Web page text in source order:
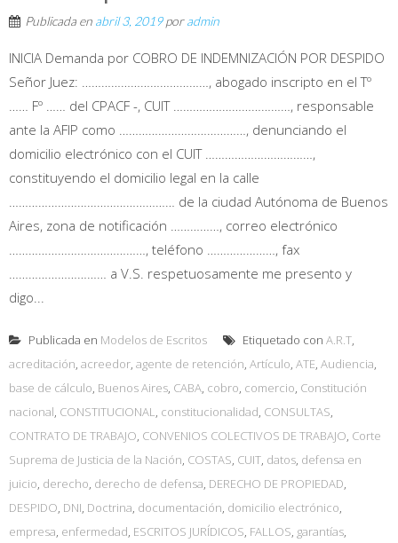
Publicada en abril 3, 2019poradmin
INICIA Demanda por COBRO DE INDEMNIZACIÓN POR DESPIDO
Señor Juez: …………………………………, abogado inscripto en el Tº
…… Fº …… del CPACF -, CUIT ………………………………, responsable
ante la AFIP como …………………………………, denunciando el
domicilio electrónico con el CUIT ……………………………,
constituyendo el domicilio legal en la calle
…………………………………………… de la ciudad Autónoma de Buenos
Aires, zona de notificación ……………, correo electrónico
……………………………………, teléfono …………………, fax
………………………… a V.S. respetuosamente me presento y
digo...
Publicada en Modelos de Escritos Etiquetado con A.R.T,
acreditación, acreedor, agente de retención, Artículo, ATE, Audiencia,
base de cálculo, Buenos Aires, CABA, cobro, comercio, Constitución
nacional, CONSTITUCIONAL, constitucionalidad, CONSULTAS,
CONTRATO DE TRABAJO, CONVENIOS COLECTIVOS DE TRABAJO, Corte
Suprema de Justicia de la Nación, COSTAS, CUIT, datos, defensa en
juicio, derecho, derecho de defensa, DERECHO DE PROPIEDAD,
DESPIDO, DNI, Doctrina, documentación, domicilio electrónico,
empresa, enfermedad, ESCRITOS JURÍDICOS, FALLOS, garantías,